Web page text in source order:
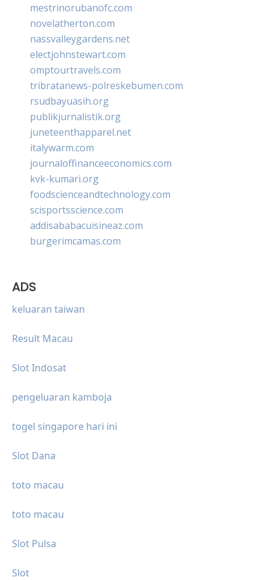
mestrinorubanofc.com
novelatherton.com
nassvalleygardens.net
electjohnstewart.com
omptourtravels.com
tribratanews-polreskebumen.com
rsudbayuasih.org
publikjurnalistik.org
juneteenthapparel.net
italywarm.com
journaloffinanceeconomics.com
kvk-kumari.org
foodscienceandtechnology.com
scisportsscience.com
addisababacuisineaz.com
burgerimcamas.com
ADS
keluaran taiwan
Result Macau
Slot Indosat
pengeluaran kamboja
togel singapore hari ini
Slot Dana
toto macau
toto macau
Slot Pulsa
Slot